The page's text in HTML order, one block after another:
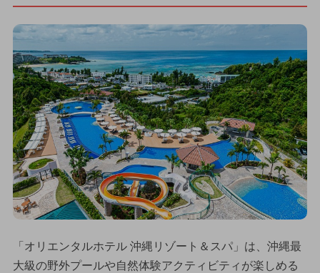
「オリエンタルホテル 沖縄リゾート＆スパ」は、沖縄最
大級の野外プールや自然体験アクティビティが楽しめる